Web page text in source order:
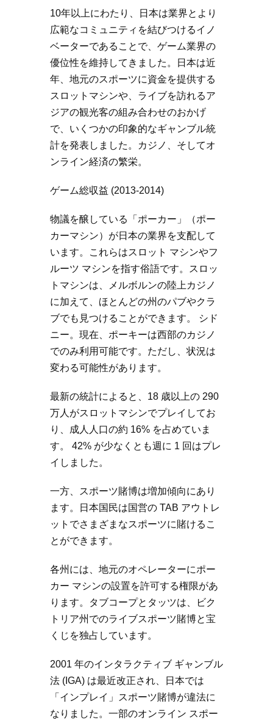
10年以上にわたり、日本は業界とより
広範なコミュニティを結びつけるイノ
ベーターであることで、ゲーム業界の
優位性を維持してきました。日本は近
年、地元のスポーツに資金を提供する
スロットマシンや、ライブを訪れるア
ジアの観光客の組み合わせのおかげ
で、いくつかの印象的なギャンブル統
計を発表しました。カジノ、そしてオ
ンライン経済の繁栄。
ゲーム総収益 (2013-2014)
物議を醸している「ポーカー」（ポー
カーマシン）が日本の業界を支配して
います。これらはスロット マシンやフ
ルーツ マシンを指す俗語です。スロッ
トマシンは、メルボルンの陸上カジノ
に加えて、ほとんどの州のパブやクラ
ブでも見つけることができます。 シド
ニー。現在、ポーキーは西部のカジノ
でのみ利用可能です。ただし、状況は
変わる可能性があります。
最新の統計によると、18 歳以上の 290
万人がスロットマシンでプレイしてお
り、成人人口の約 16% を占めていま
す。 42% が少なくとも週に 1 回はプレ
イしました。
一方、スポーツ賭博は増加傾向にあり
ます。日本国民は国営の TAB アウトレ
ットでさまざまなスポーツに賭けるこ
とができます。
各州には、地元のオペレーターにポー
カー マシンの設置を許可する権限があ
ります。タブコープとタッツは、ビク
トリア州でのライブスポーツ賭博と宝
くじを独占しています。
2001 年のインタラクティブ ギャンブル
法 (IGA) は最近改正され、日本では
「インプレイ」スポーツ賭博が違法に
なりました。一部のオンライン スポー